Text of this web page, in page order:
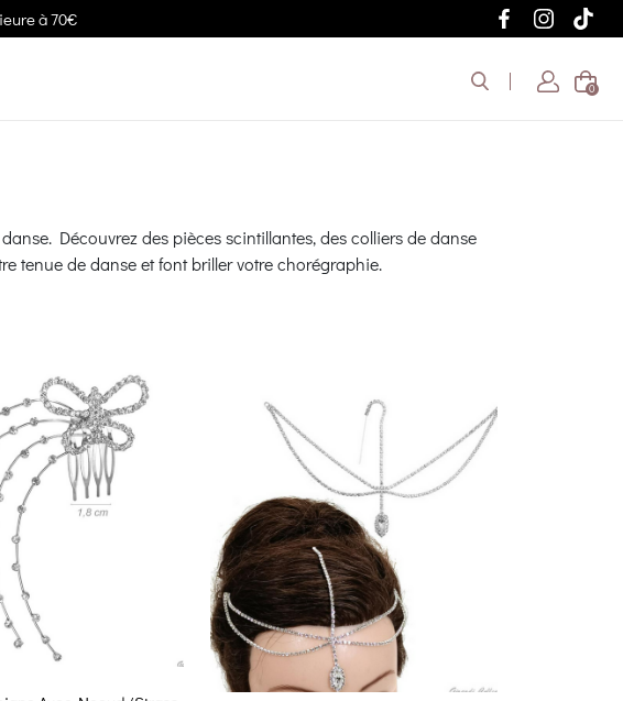
à 70€
0
Découvrez des pièces scintillantes, des colliers de danse
tenue de danse et font briller votre chorégraphie.